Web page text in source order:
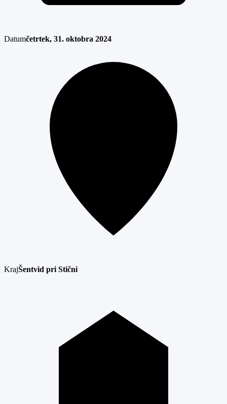
Datumčetrtek, 31. oktobra 2024
KrajŠentvid pri Stični